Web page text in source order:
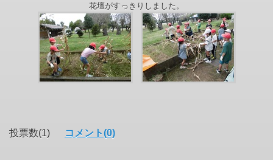
花壇がすっきりしました。
投票数(1) コメント(0)